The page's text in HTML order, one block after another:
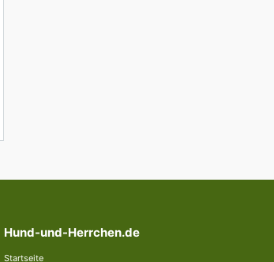
Hund-und-Herrchen.de
Startseite